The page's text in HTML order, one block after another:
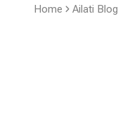
Home Ailati Blog